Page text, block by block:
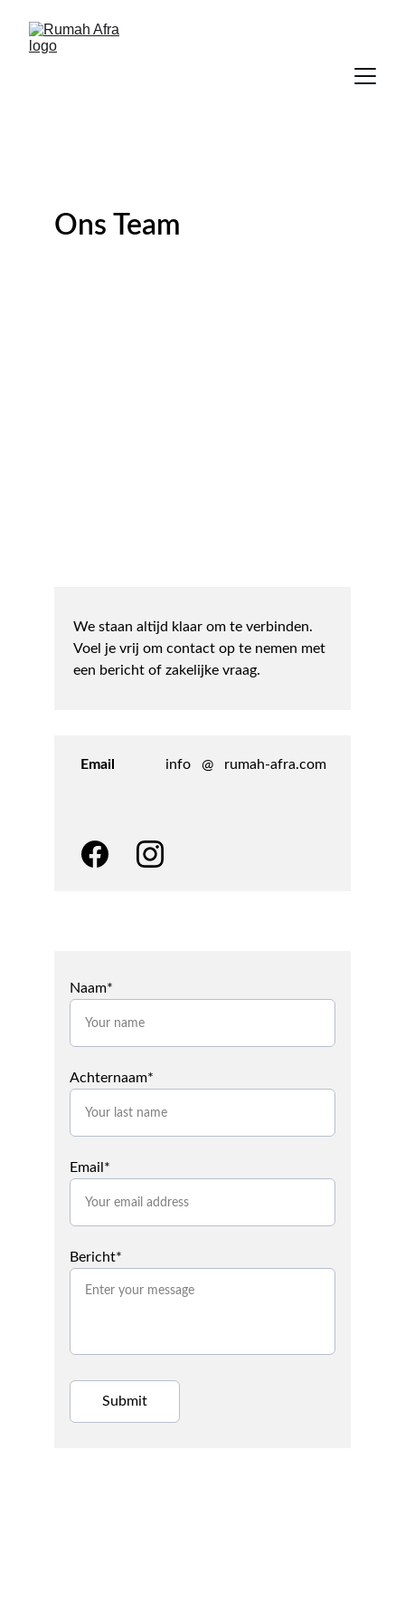
We staan altijd klaar om te verbinden.
Voel je vrij om contact op te nemen met
een bericht of zakelijke vraag.
Email info   @   rumah-afra.com
Naam*
Achternaam*
Email*
Bericht*
Submit
Zakelijke leiding, Christiaan Uytdehaage
Ons Team